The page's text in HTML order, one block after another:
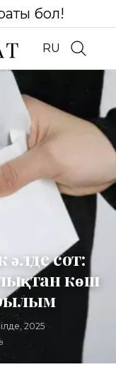
бол!
RU
әлде сот:
көш
2025